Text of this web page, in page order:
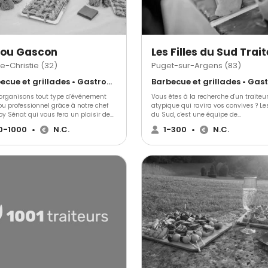
Gascon
Christie (32)
Barbecue et grillades • Gastronomique • Cuisine régionale
tout type d’événement
professionnel grâce à notre chef
Sénat qui vous fera un plaisir de
sa passion mélangeant le
culinaire Gersois et des produits du
1000 • N.C.
Les Filles du Sud
Puget-sur-Argens (83)
Vous êtes à la recherche d'un traiteur
atypique qui ravira vos convives ?
du Sud, c'est une équipe de
professionnelles amoureuses de la
du goût et d'une mise en scène très
du service au plateau et des stands
bois ou en inox. Ses animations
salées ou sucrées feront la
1-300 • N.C.